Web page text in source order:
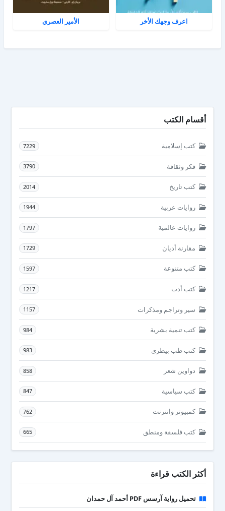
اعرف وجهك الأخر الأمير العصري
أقسام الكتب
كتب إسلامية 7229
فكر وثقافة 3790
كتب تاريخ 2014
روايات عربية 1944
روايات عالمية 1797
مقارنة أديان 1729
كتب متنوعة 1597
كتب أدب 1217
سير وتراجم ومذكرات 1157
كتب تنمية بشرية 984
كتب طب بيطرى 983
دواوين شعر 858
كتب سياسية 847
كمبيوتر وانترنت 762
كتب فلسفة ومنطق 665
أكثر الكتب قراءة
تحميل رواية آرسس PDF أحمد آل حمدان